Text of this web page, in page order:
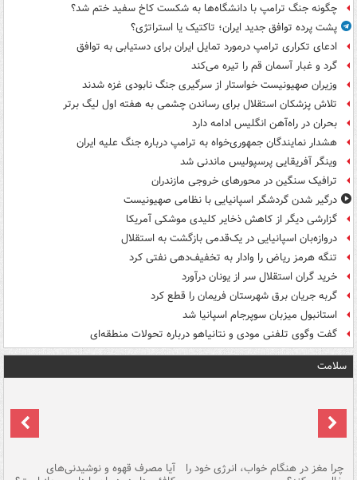
چگونه جنگ ترامپ با دانشگاه‌ها به شکست کاخ سفید ختم شد؟
پشت پرده توافق جدید ایران؛ تاکتیک یا استراتژی؟
ادعای تکراری ترامپ درمورد تمایل ایران برای دستیابی به توافق
گرد و غبار آسمان قم را تیره می‌کند
وزیران صهیونیست خواستار از سرگیری جنگ نابودی غزه شدند
تلاش پزشکان استقلال برای رساندن چشمی به هفته اول لیگ برتر
بحران در راه‌آهن انگلیس ادامه دارد
هشدار نمایندگان جمهوری‌خواه به ترامپ درباره جنگ علیه ایران
وینگر آفریقایی پرسپولیس ماندنی شد
ترافیک سنگین در محورهای خروجی مازندران
درگیر شدن گردشگر اسپانیایی با نظامی صهیونیست
گزارشی دیگر از کاهش ذخایر کلیدی موشکی آمریکا
دروازه‌بان اسپانیایی در یک‌قدمی بازگشت به استقلال
تنگه هرمز ریاض را وادار به تخفیف‌دهی نفتی کرد
خرید گران استقلال سر از یونان درآورد
گربه جریان برق شهرستان فریمان را قطع کرد
استانبول میزبان سوپرجام اسپانیا شد
گفت وگوی تلفنی مودی و نتانیاهو درباره تحولات منطقه‌ای
سلامت
چرا مغز در هنگام خواب، انرژی خود را آیا مصرف قهوه و نوشیدنی‌های